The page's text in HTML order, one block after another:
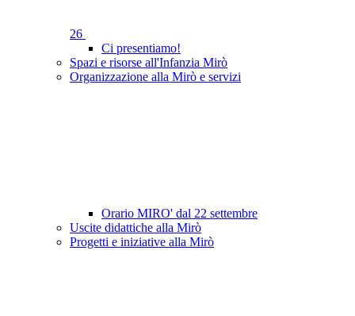
26
Ci presentiamo!
Spazi e risorse all'Infanzia Mirò
Organizzazione alla Mirò e servizi
Orario MIRO' dal 22 settembre
Uscite didattiche alla Mirò
Progetti e iniziative alla Mirò